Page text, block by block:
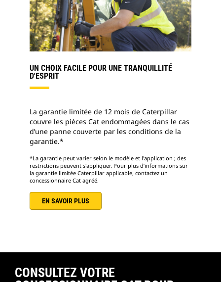
UN CHOIX FACILE POUR UNE TRANQUILLITÉ
D'ESPRIT
La garantie limitée de 12 mois de Caterpillar
couvre les pièces Cat endommagées dans le cas
d’une panne couverte par les conditions de la
garantie.*
*La garantie peut varier selon le modèle et l'application ; des
restrictions peuvent s'appliquer. Pour plus d’informations sur
la garantie limitée Caterpillar applicable, contactez un
concessionnaire Cat agréé.
EN SAVOIR PLUS
CONSULTEZ VOTRE